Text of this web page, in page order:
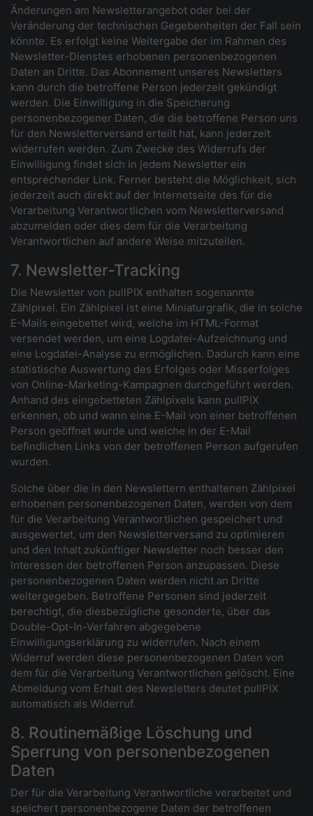
Änderungen am Newsletterangebot oder bei der
Veränderung der technischen Gegebenheiten der Fall sein
könnte. Es erfolgt keine Weitergabe der im Rahmen des
Newsletter-Dienstes erhobenen personenbezogenen
Daten an Dritte. Das Abonnement unseres Newsletters
kann durch die betroffene Person jederzeit gekündigt
werden. Die Einwilligung in die Speicherung
personenbezogener Daten, die die betroffene Person uns
für den Newsletterversand erteilt hat, kann jederzeit
widerrufen werden. Zum Zwecke des Widerrufs der
Einwilligung findet sich in jedem Newsletter ein
entsprechender Link. Ferner besteht die Möglichkeit, sich
jederzeit auch direkt auf der Internetseite des für die
Verarbeitung Verantwortlichen vom Newsletterversand
abzumelden oder dies dem für die Verarbeitung
Verantwortlichen auf andere Weise mitzuteilen.
7. Newsletter-Tracking
Die Newsletter von pullPIX enthalten sogenannte
Zählpixel. Ein Zählpixel ist eine Miniaturgrafik, die in solche
E-Mails eingebettet wird, welche im HTML-Format
versendet werden, um eine Logdatei-Aufzeichnung und
eine Logdatei-Analyse zu ermöglichen. Dadurch kann eine
statistische Auswertung des Erfolges oder Misserfolges
von Online-Marketing-Kampagnen durchgeführt werden.
Anhand des eingebetteten Zählpixels kann pullPIX
erkennen, ob und wann eine E-Mail von einer betroffenen
Person geöffnet wurde und welche in der E-Mail
befindlichen Links von der betroffenen Person aufgerufen
wurden.
Solche über die in den Newslettern enthaltenen Zählpixel
erhobenen personenbezogenen Daten, werden von dem
für die Verarbeitung Verantwortlichen gespeichert und
ausgewertet, um den Newsletterversand zu optimieren
und den Inhalt zukünftiger Newsletter noch besser den
Interessen der betroffenen Person anzupassen. Diese
personenbezogenen Daten werden nicht an Dritte
weitergegeben. Betroffene Personen sind jederzeit
berechtigt, die diesbezügliche gesonderte, über das
Double-Opt-In-Verfahren abgegebene
Einwilligungserklärung zu widerrufen. Nach einem
Widerruf werden diese personenbezogenen Daten von
dem für die Verarbeitung Verantwortlichen gelöscht. Eine
Abmeldung vom Erhalt des Newsletters deutet pullPIX
automatisch als Widerruf.
8. Routinemäßige Löschung und
Sperrung von personenbezogenen
Daten
Der für die Verarbeitung Verantwortliche verarbeitet und
speichert personenbezogene Daten der betroffenen